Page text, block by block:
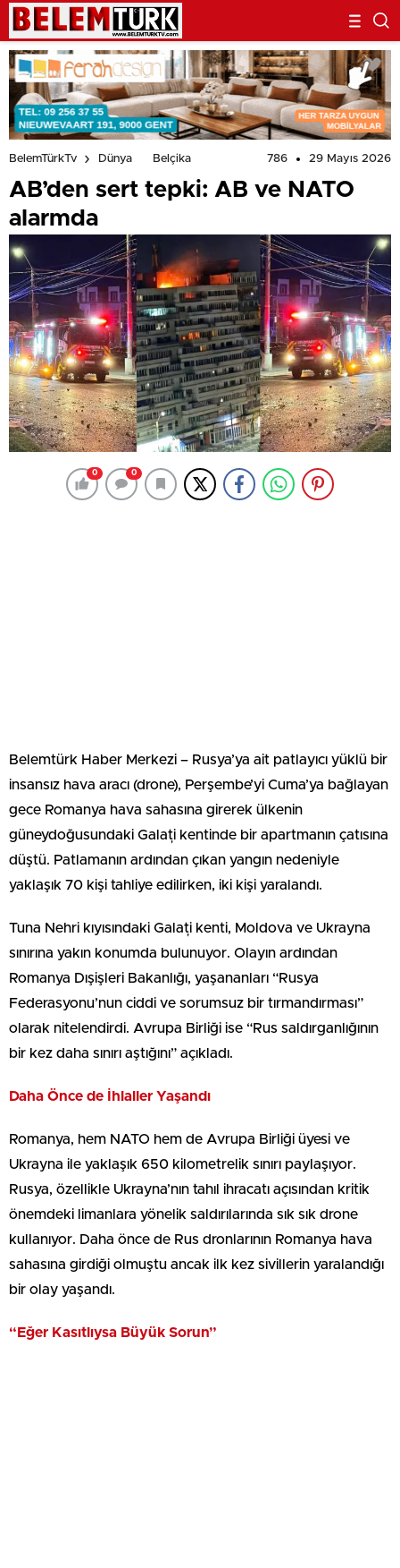
BelemTürkTv Dünya Belçika 786 29 Mayıs 2026
AB’den sert tepki: AB ve NATO
alarmda
0 0
Belemtürk Haber Merkezi – Rusya’ya ait patlayıcı yüklü bir
insansız hava aracı (drone), Perşembe’yi Cuma’ya bağlayan
gece Romanya hava sahasına girerek ülkenin
güneydoğusundaki Galați kentinde bir apartmanın çatısına
düştü. Patlamanın ardından çıkan yangın nedeniyle
yaklaşık 70 kişi tahliye edilirken, iki kişi yaralandı.
Tuna Nehri kıyısındaki Galați kenti, Moldova ve Ukrayna
sınırına yakın konumda bulunuyor. Olayın ardından
Romanya Dışişleri Bakanlığı, yaşananları “Rusya
Federasyonu’nun ciddi ve sorumsuz bir tırmandırması”
olarak nitelendirdi. Avrupa Birliği ise “Rus saldırganlığının
bir kez daha sınırı aştığını” açıkladı.
Daha Önce de İhlaller Yaşandı
Romanya, hem NATO hem de Avrupa Birliği üyesi ve
Ukrayna ile yaklaşık 650 kilometrelik sınırı paylaşıyor.
Rusya, özellikle Ukrayna’nın tahıl ihracatı açısından kritik
önemdeki limanlara yönelik saldırılarında sık sık drone
kullanıyor. Daha önce de Rus dronlarının Romanya hava
sahasına girdiği olmuştu ancak ilk kez sivillerin yaralandığı
bir olay yaşandı.
“Eğer Kasıtlıysa Büyük Sorun”